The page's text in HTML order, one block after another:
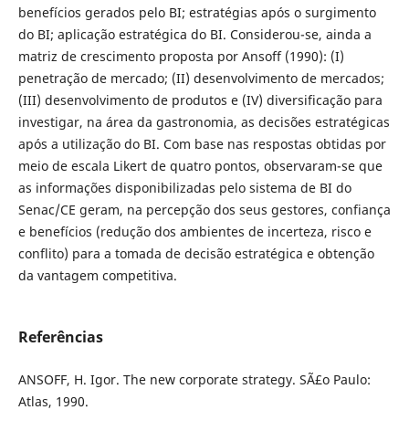
benefícios gerados pelo BI; estratégias após o surgimento
do BI; aplicação estratégica do BI. Considerou-se, ainda a
matriz de crescimento proposta por Ansoff (1990): (I)
penetração de mercado; (II) desenvolvimento de mercados;
(III) desenvolvimento de produtos e (IV) diversificação para
investigar, na área da gastronomia, as decisões estratégicas
após a utilização do BI. Com base nas respostas obtidas por
meio de escala Likert de quatro pontos, observaram-se que
as informações disponibilizadas pelo sistema de BI do
Senac/CE geram, na percepção dos seus gestores, confiança
e benefícios (redução dos ambientes de incerteza, risco e
conflito) para a tomada de decisão estratégica e obtenção
da vantagem competitiva.
Referências
ANSOFF, H. Igor. The new corporate strategy. SÃ£o Paulo:
Atlas, 1990.